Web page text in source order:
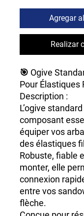
Agregar
Realizar
🎯 Ogive
Pour Élastiques
Description :
L’ogive standard
composant
équiper vos
desélastiques
Robuste, fiable
monter, elle
connexion
entre vos
flèche.